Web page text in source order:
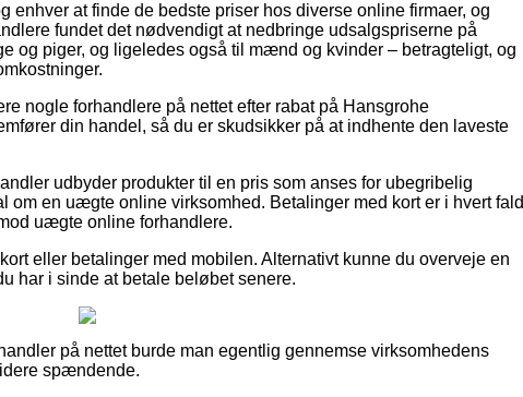
enhver at finde de bedste priser hos diverse online firmaer, og
fundet det nødvendigt at nedbringe udsalgspriserne på
og piger, og ligeledes også til mænd og kvinder – betragteligt, og
nogle forhandlere på nettet efter rabat på Hansgrohe
din handel, så du er skudsikker på at indhente den laveste
udbyder produkter til en pris som anses for ubegribelig
om en uægte online virksomhed. Betalinger med kort er i hvert fald
uægte online forhandlere.
eller betalinger med mobilen. Alternativt kunne du overveje en
har i sinde at betale beløbet senere.
på nettet burde man egentlig gennemse virksomhedens
spændende.